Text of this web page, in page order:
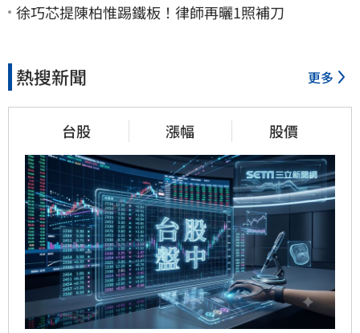
徐巧芯提陳柏惟踢鐵板！律師再曬1照補刀
熱搜新聞 更多
台股 漲幅 股價